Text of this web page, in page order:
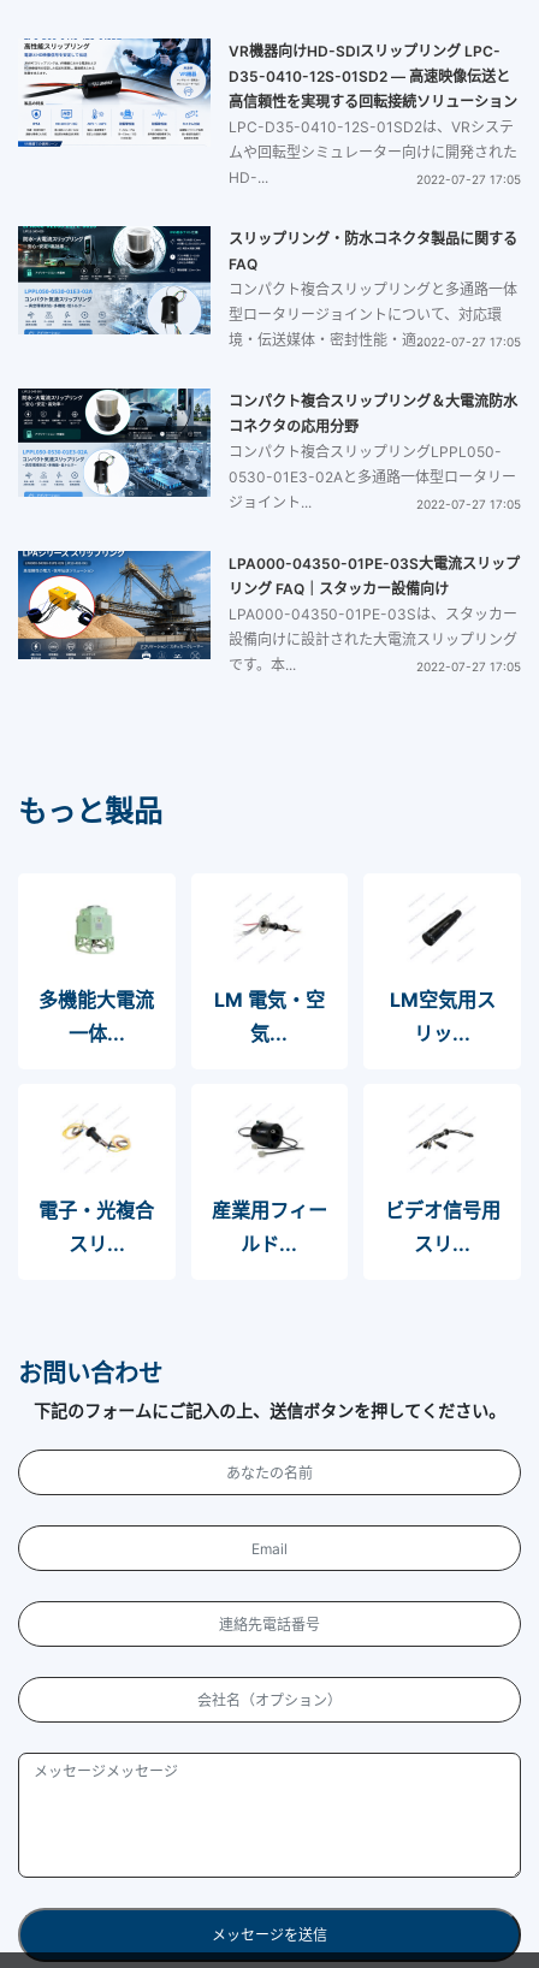
VR機器向けHD-SDIスリップリング LPC-
D35-0410-12S-01SD2 ― 高速映像伝送と
高信頼性を実現する回転接続ソリューション
LPC-D35-0410-12S-01SD2は、VRシステ
ムや回転型シミュレーター向けに開発された
HD-...
2022-07-27 17:05
スリップリング・防水コネクタ製品に関する
FAQ
コンパクト複合スリップリングと多通路一体
型ロータリージョイントについて、対応環
境・伝送媒体・密封性能・適...2022-07-27 17:05
コンパクト複合スリップリング＆大電流防水
コネクタの応用分野
コンパクト複合スリップリングLPPL050-
0530-01E3-02Aと多通路一体型ロータリー
ジョイント...
2022-07-27 17:05
LPA000-04350-01PE-03S大電流スリップ
リング FAQ｜スタッカー設備向け
LPA000-04350-01PE-03Sは、スタッカー
設備向けに設計された大電流スリップリング
です。本...
2022-07-27 17:05
もっと製品
多機能大電流
一体...
LM 電気・空
気...
LM空気用ス
リッ...
電⼦・光複合
スリ...
産業用フィー
ルド...
ビデオ信号用
スリ...
お問い合わせ
下記のフォームにご記入の上、送信ボタンを押してください。
メッセージを送信